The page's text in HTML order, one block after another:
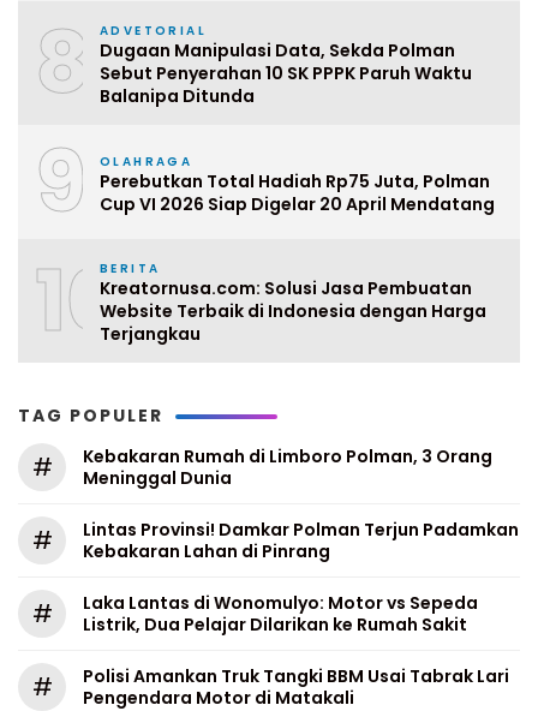
8 ADVETORIAL
Dugaan Manipulasi Data, Sekda Polman
Sebut Penyerahan 10 SK PPPK Paruh Waktu
Balanipa Ditunda
9 OLAHRAGA
Perebutkan Total Hadiah Rp75 Juta, Polman
Cup VI 2026 Siap Digelar 20 April Mendatang
10BERITA
Kreatornusa.com: Solusi Jasa Pembuatan
Website Terbaik di Indonesia dengan Harga
Terjangkau
TAG POPULER
#
Kebakaran Rumah di Limboro Polman, 3 Orang
Meninggal Dunia
#
Lintas Provinsi! Damkar Polman Terjun Padamkan
Kebakaran Lahan di Pinrang
#
Laka Lantas di Wonomulyo: Motor vs Sepeda
Listrik, Dua Pelajar Dilarikan ke Rumah Sakit
#
Polisi Amankan Truk Tangki BBM Usai Tabrak Lari
Pengendara Motor di Matakali